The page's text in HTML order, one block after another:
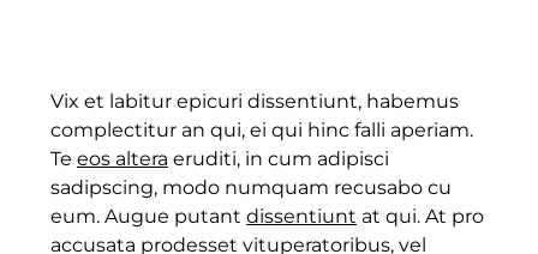
Vix et labitur epicuri dissentiunt, habemus
complectitur an qui, ei qui hinc falli aperiam.
Te eos altera eruditi, in cum adipisci
sadipscing, modo numquam recusabo cu
eum. Augue putant dissentiunt at qui. At pro
accusata prodesset vituperatoribus, vel